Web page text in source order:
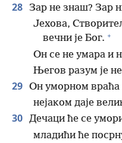
28 Зар не знаш? Зар
Јехова,
вечни је Бог. +
Он се не умара и
Његов разум је
29 Он уморном враћа
нејаком даје
30 Дечаци ће се
младићи ће